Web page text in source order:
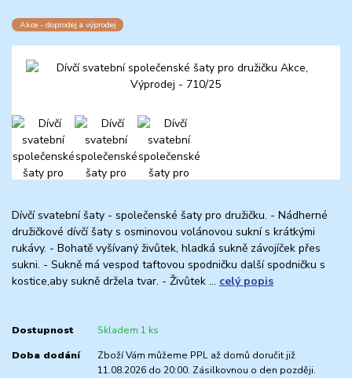
Akce - doprodej a výprodej
Dívčí svatební šaty - společenské šaty pro družičku. - Nádherné
družičkové dívčí šaty s osminovou volánovou sukní s krátkými
rukávy. - Bohatě vyšívaný živůtek, hladká sukně závojíček přes
sukni. - Sukně má vespod taftovou spodničku další spodničku s
kostice,aby sukně držela tvar. - Živůtek ... celý popis
Dostupnost Skladem 1 ks
Doba dodání
Zboží Vám můžeme PPL až domů doručit již
11.08.2026 do 20:00. Zásilkovnou o den později.